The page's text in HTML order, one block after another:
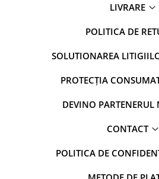
LIVRARE
POLITICA DE
SOLUTIONAREA
PROTECȚIA
DEVINO PARTENERUL
CONTACT
POLITICA DE